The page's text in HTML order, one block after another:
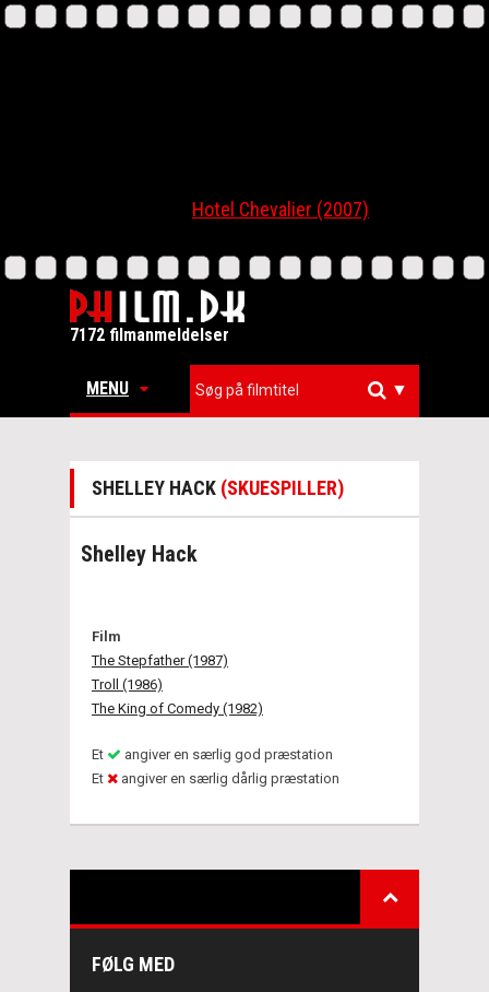
Hotel Chevalier (2007)
7172 filmanmeldelser
MENU ▼
SHELLEY HACK (SKUESPILLER)
Shelley Hack
Film
The Stepfather (1987)
Troll (1986)
The King of Comedy (1982)
Et
angiver en særlig god præstation
Et
angiver en særlig dårlig præstation
FØLG MED